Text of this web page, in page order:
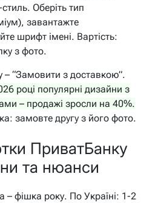
Оберіть тип
завантажте
шрифт імені. Вартість:
з фото.
– “Замовити з доставкою”.
році популярні дизайни з
– продажі зросли на 40%.
замовте другу з його фото.
ПриватБанку
та нюанси
– фішка року. По Україні: 1-2